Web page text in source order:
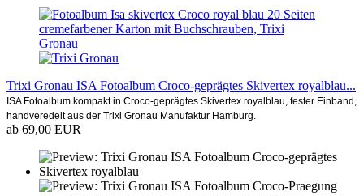
Trixi Gronau ISA Fotoalbum Croco-geprägtes Skivertex royalblau...
ISA Fotoalbum kompakt in Croco-geprägtes Skivertex royalblau, fester Einband,
handveredelt aus der Trixi Gronau Manufaktur Hamburg.
ab 69,00 EUR